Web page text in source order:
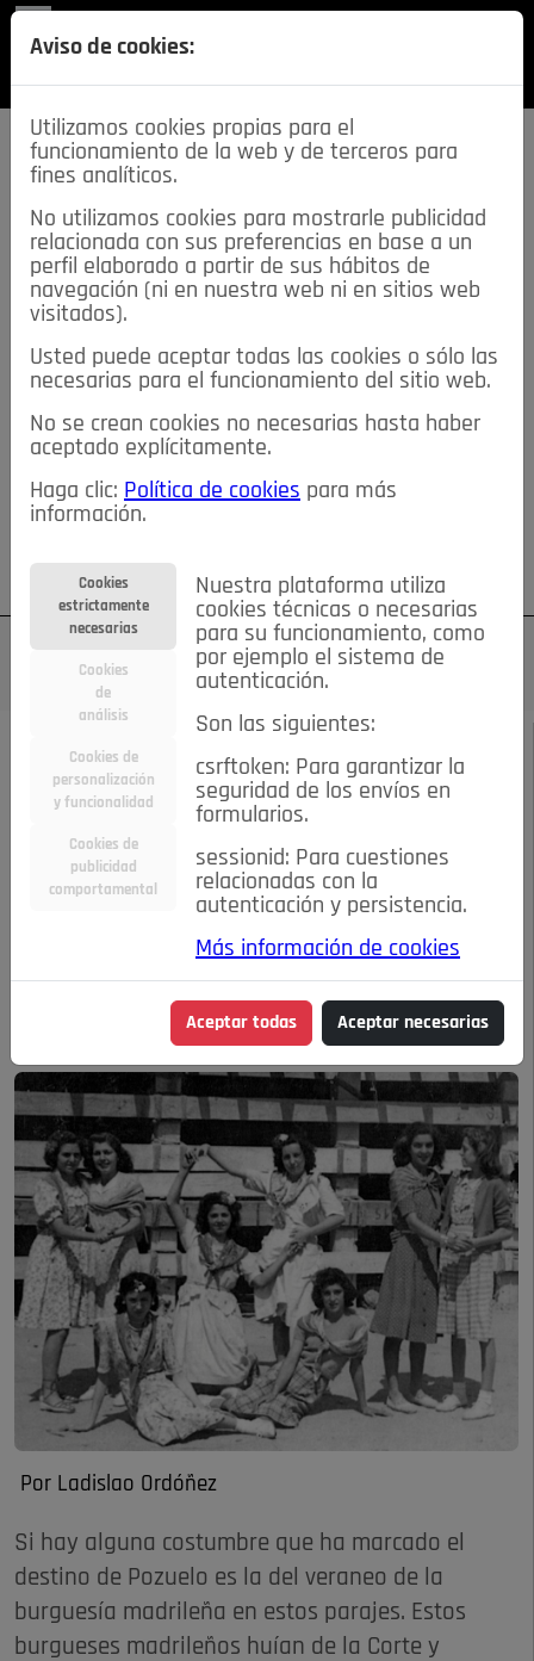
SECCIONES
descarga esta
REVISTA
≡NOTICIAS
NOTICIAS SERVICIOS DE INTERÉS
TABLÓN DE ANUNCIOS MIS ANUNCIOS CONTACTO
NOSOTROS
Su cuenta Regístrese ¿Olvidó su contraseña?
JULIO-AGOSTO DE 2022
LOS HISTÓRICOS
VERANEOS EN
POZUELO
Por Ladislao Ordóñez
Si hay alguna costumbre que ha marcado el
destino de Pozuelo es la del veraneo de la
burguesía madrileña en estos parajes. Estos
burgueses madrileños huían de la Corte y
Aviso de cookies:
Utilizamos cookies propias para el
funcionamiento de la web y de terceros para
fines analíticos.
No utilizamos cookies para mostrarle publicidad
relacionada con sus preferencias en base a un
perfil elaborado a partir de sus hábitos de
navegación (ni en nuestra web ni en sitios web
visitados).
Usted puede aceptar todas las cookies o sólo las
necesarias para el funcionamiento del sitio web.
No se crean cookies no necesarias hasta haber
aceptado explícitamente.
Haga clic: Política de cookies para más
información.
Cookies
estrictamente
necesarias
Cookies
de
análisis
Cookies de
personalización
y funcionalidad
Cookies de
publicidad
comportamental
Nuestra plataforma utiliza
cookies técnicas o necesarias
para su funcionamiento, como
por ejemplo el sistema de
autenticación.
Son las siguientes:
csrftoken: Para garantizar la
seguridad de los envíos en
formularios.
sessionid: Para cuestiones
relacionadas con la
autenticación y persistencia.
Más información de cookies
Aceptar todas Aceptar necesarias